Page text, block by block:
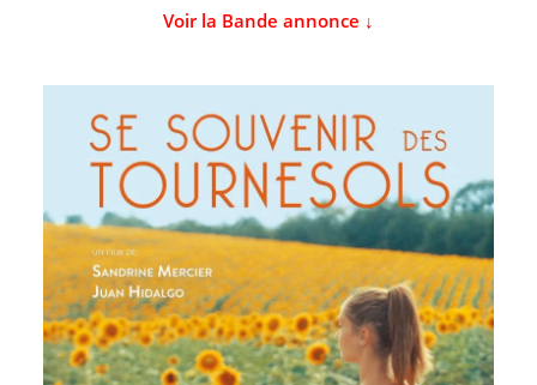
Voir la Bande annonce ↓